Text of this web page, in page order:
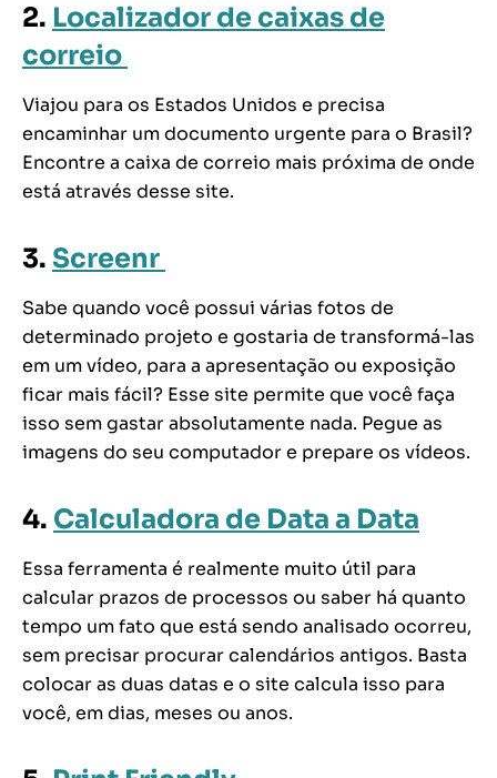
2. Localizador de caixas de
correio
Viajou para os Estados Unidos e precisa
encaminhar um documento urgente para o Brasil?
Encontre a caixa de correio mais próxima de onde
está através desse site.
3. Screenr
Sabe quando você possui várias fotos de
determinado projeto e gostaria de transformá-las
em um vídeo, para a apresentação ou exposição
ficar mais fácil? Esse site permite que você faça
isso sem gastar absolutamente nada. Pegue as
imagens do seu computador e prepare os vídeos.
4. Calculadora de Data a Data
Essa ferramenta é realmente muito útil para
calcular prazos de processos ou saber há quanto
tempo um fato que está sendo analisado ocorreu,
sem precisar procurar calendários antigos. Basta
colocar as duas datas e o site calcula isso para
você, em dias, meses ou anos.